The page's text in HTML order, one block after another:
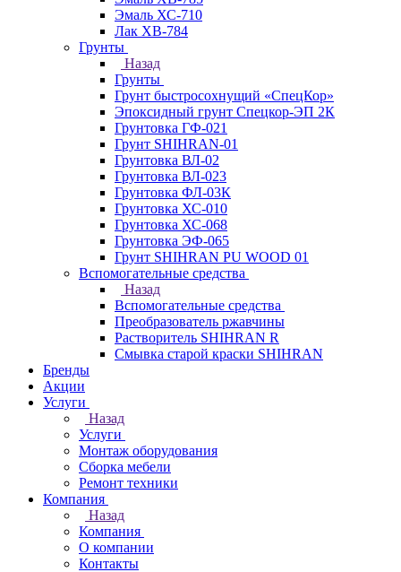
Эмаль ХС-710
Лак ХВ-784
Грунты
Назад
Грунты
Грунт быстросохнущий «СпецКор»
Эпоксидный грунт Спецкор-ЭП 2К
Грунтовка ГФ-021
Грунт SHIHRAN-01
Грунтовка ВЛ-02
Грунтовка ВЛ-023
Грунтовка ФЛ-03К
Грунтовка ХС-010
Грунтовка ХС-068
Грунтовка ЭФ-065
Грунт SHIHRAN PU WOOD 01
Вспомогательные средства
Назад
Вспомогательные средства
Преобразователь ржавчины
Растворитель SHIHRAN R
Смывка старой краски SHIHRAN
Бренды
Акции
Услуги
Назад
Услуги
Монтаж оборудования
Сборка мебели
Ремонт техники
Компания
Назад
Компания
О компании
Контакты